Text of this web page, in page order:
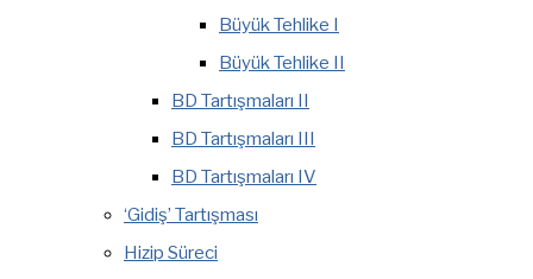
Büyük Tehlike I
Büyük Tehlike II
BD Tartışmaları II
BD Tartışmaları III
BD Tartışmaları IV
‘Gidiş’ Tartışması
Hizip Süreci